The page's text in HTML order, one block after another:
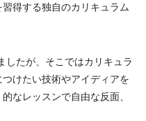
得する独自のカリキュラム
たが、そこではカリキュラ
けたい技術やアイディアを
なレッスンで自由な反面、